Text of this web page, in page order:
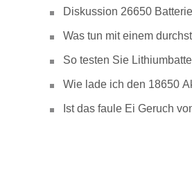
Diskussion 26650
Was tun mit einem
So testen Sie
Wie lade ich den 18650
Ist das faule Ei Geruch